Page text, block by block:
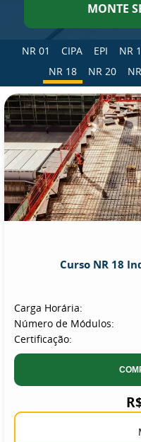
MONTE
NR 01 CIPA EPI NR
NR 18
NR 20
Curso NR 18
Carga Horária:
Número de Módulos:
Certificação: